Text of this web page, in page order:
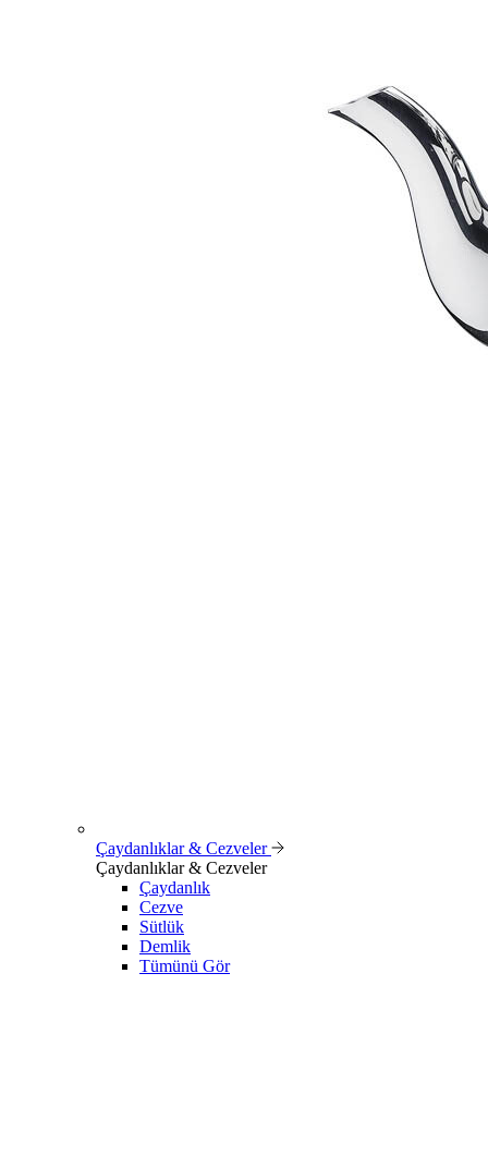
Çaydanlıklar & Cezveler
Çaydanlıklar & Cezveler
Çaydanlık
Cezve
Sütlük
Demlik
Tümünü Gör